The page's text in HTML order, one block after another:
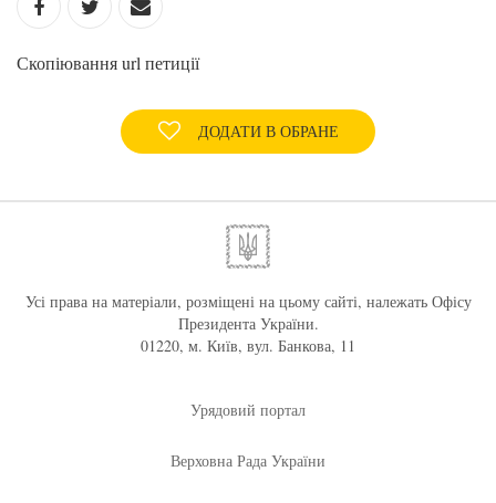
Скопіювання url петиції
ДОДАТИ В ОБРАНЕ
Усі права на матеріали, розміщені на цьому сайті, належать Офісу
Президента України.
01220, м. Київ, вул. Банкова, 11
Урядовий портал
Верховна Рада України